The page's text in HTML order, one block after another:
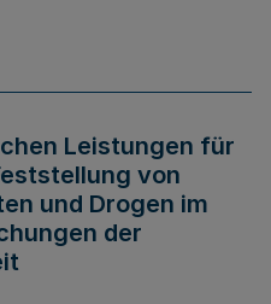
Leistungen für
von
und Drogen im
der